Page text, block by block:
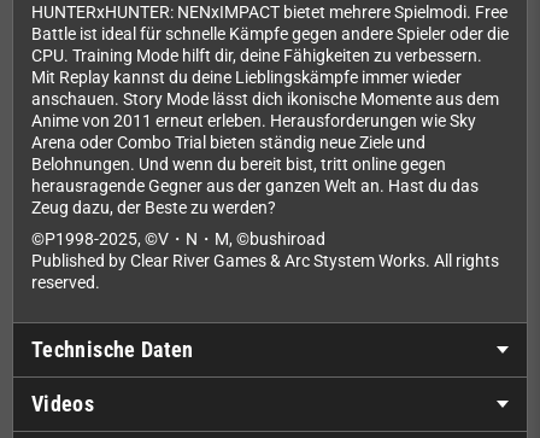
HUNTERxHUNTER: NENxIMPACT bietet mehrere Spielmodi. Free
Battle ist ideal für schnelle Kämpfe gegen andere Spieler oder die
CPU. Training Mode hilft dir, deine Fähigkeiten zu verbessern.
Mit Replay kannst du deine Lieblingskämpfe immer wieder
anschauen. Story Mode lässt dich ikonische Momente aus dem
Anime von 2011 erneut erleben. Herausforderungen wie Sky
Arena oder Combo Trial bieten ständig neue Ziele und
Belohnungen. Und wenn du bereit bist, tritt online gegen
herausragende Gegner aus der ganzen Welt an. Hast du das
Zeug dazu, der Beste zu werden?
©P1998-2025, ©V・N・M, ©bushiroad
Published by Clear River Games & Arc Stystem Works. All rights
reserved.
Technische Daten
Videos